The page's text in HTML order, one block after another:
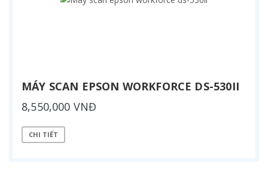
MÁY SCAN EPSON WORKFORCE DS-530II
8,550,000 VNĐ
CHI TIẾT